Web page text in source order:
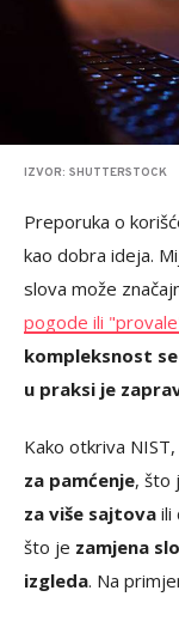
IZVOR: SHUTTERSTOCK
Preporuka o
kao dobra ideja.
slova može
pogode ili
kompleksnost
u praksi je
Kako otkriva
za pamćenje, što
za više sajtova ili
što je zamjena
izgleda. Na